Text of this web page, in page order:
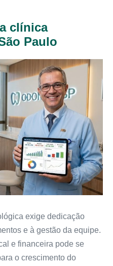
clínica
Paulo
exige dedicação
e à gestão da equipe.
e financeira pode se
o crescimento do